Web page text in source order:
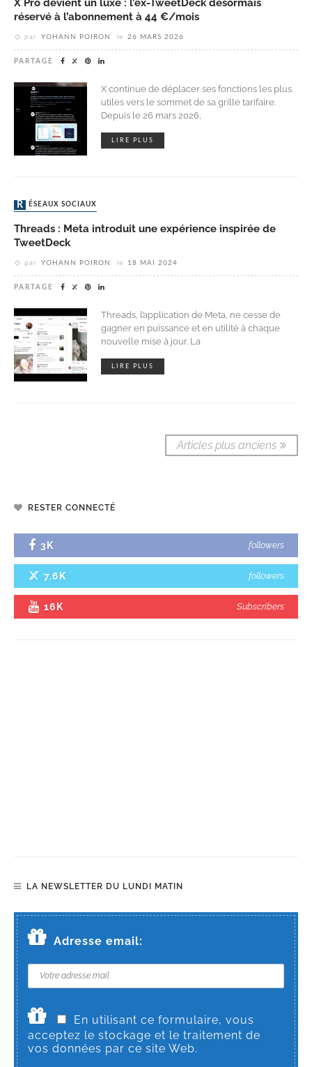
X Pro devient un luxe : l’ex-TweetDeck désormais
réservé à l’abonnement à 44 €/mois
par YOHANN POIRON le 26 MARS 2026
PARTAGE
X continue de déplacer ses fonctions les plus
utiles vers le sommet de sa grille tarifaire.
Depuis le 26 mars 2026,
LIRE PLUS
RÉSEAUX SOCIAUX
Threads : Meta introduit une expérience inspirée de
TweetDeck
par YOHANN POIRON le 18 MAI 2024
PARTAGE
Threads, l’application de Meta, ne cesse de
gagner en puissance et en utilité à chaque
nouvelle mise à jour. La
LIRE PLUS
Articles plus anciens
RESTER CONNECTÉ
3K followers
7.6K followers
16K Subscribers
LA NEWSLETTER DU LUNDI MATIN
Adresse email:
En utilisant ce formulaire, vous
acceptez le stockage et le traitement de
vos données par ce site Web.